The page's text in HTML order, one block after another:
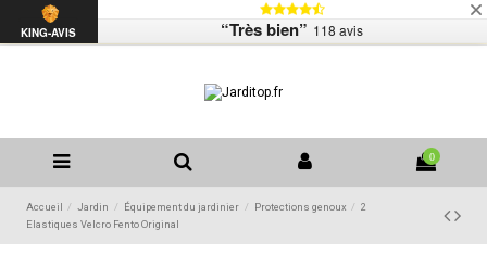
Contactez-nous
Liste de souhaits (
0
Accueil Jardin Équipement du jardinier Protections genoux
2
Elastiques Velcro Fento Original
KING-AVIS “Très bien” 118 avis